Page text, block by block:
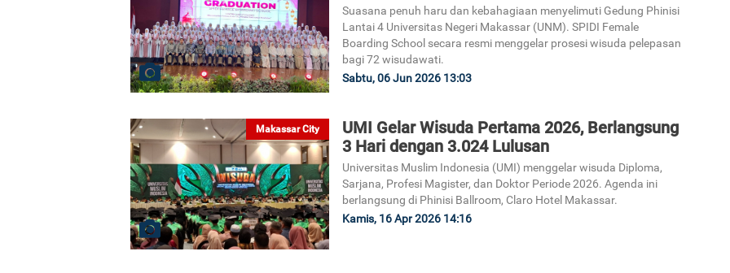
Suasana penuh haru dan kebahagiaan menyelimuti Gedung Phinisi
Lantai 4 Universitas Negeri Makassar (UNM). SPIDI Female
Boarding School secara resmi menggelar prosesi wisuda pelepasan
bagi 72 wisudawati.
Sabtu, 06 Jun 2026 13:03
Makassar City
UMI Gelar Wisuda Pertama 2026, Berlangsung
3 Hari dengan 3.024 Lulusan
Universitas Muslim Indonesia (UMI) menggelar wisuda Diploma,
Sarjana, Profesi Magister, dan Doktor Periode 2026. Agenda ini
berlangsung di Phinisi Ballroom, Claro Hotel Makassar.
Kamis, 16 Apr 2026 14:16